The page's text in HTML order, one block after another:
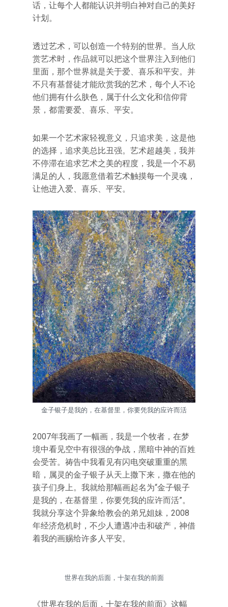
话，让每个人都能认识并明白神对自己的美好
计划。
透过艺术，可以创造一个特别的世界。当人欣
赏艺术时，作品就可以把这个世界注入到他们
里面，那个世界就是关于爱、喜乐和平安。并
不只有基督徒才能欣赏我的艺术，每个人不论
他们拥有什么肤色，属于什么文化和信仰背
景，都需要爱、喜乐、平安。
如果一个艺术家轻视意义，只追求美，这是他
的选择，追求美总比丑强。艺术超越美，我并
不停滞在追求艺术之美的程度，我是一个不易
满足的人，我愿意借着艺术触摸每一个灵魂，
让他进入爱、喜乐、平安。
金子银子是我的，在基督里，你要凭我的应许而活
2007年我画了一幅画，我是一个牧者，在梦
境中看见空中有很强的争战，黑暗中神的百姓
会受苦。祷告中我看见有闪电突破重重的黑
暗，属灵的金子银子从天上撒下来，撒在他的
孩子们身上。我就给那幅画起名为“金子银子
是我的，在基督里，你要凭我的应许而活”。
我就分享这个异象给教会的弟兄姐妹，2008
年经济危机时，不少人遭遇冲击和破产，神借
着我的画赐给许多人平安。
世界在我的后面，十架在我的前面
《世界在我的后面，十架在我的前面》这幅